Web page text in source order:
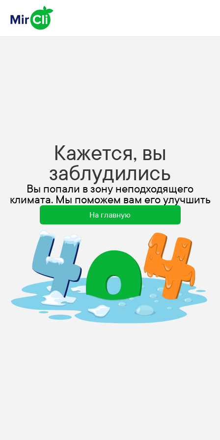
Кажется, вы
заблудились
Вы попали в зону неподходящего
климата. Мы поможем вам его улучшить
На главную